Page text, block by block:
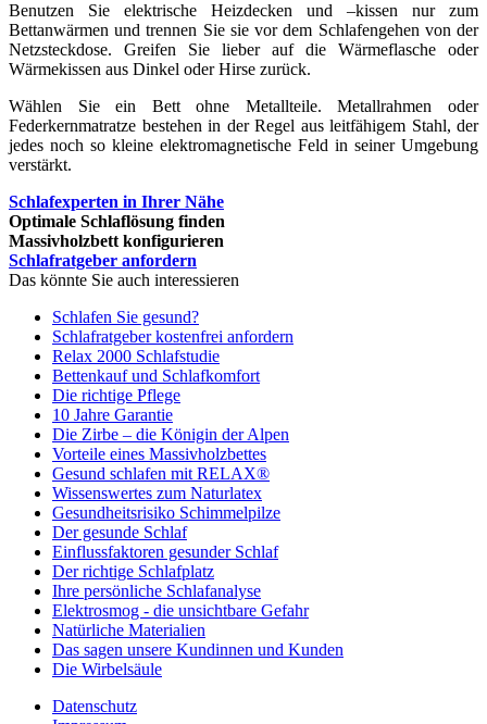
Benutzen Sie elektrische Heizdecken und –kissen nur zum
Bettanwärmen und trennen Sie sie vor dem Schlafengehen von der
Netzsteckdose. Greifen Sie lieber auf die Wärmeflasche oder
Wärmekissen aus Dinkel oder Hirse zurück.
Wählen Sie ein Bett ohne Metallteile. Metallrahmen oder
Federkernmatratze bestehen in der Regel aus leitfähigem Stahl, der
jedes noch so kleine elektromagnetische Feld in seiner Umgebung
verstärkt.
Schlafexperten in Ihrer Nähe
Optimale Schlaflösung finden
Massivholzbett konfigurieren
Schlafratgeber anfordern
Das könnte Sie auch interessieren
Schlafen Sie gesund?
Schlafratgeber kostenfrei anfordern
Relax 2000 Schlafstudie
Bettenkauf und Schlafkomfort
Die richtige Pflege
10 Jahre Garantie
Die Zirbe – die Königin der Alpen
Vorteile eines Massivholzbettes
Gesund schlafen mit RELAX®
Wissenswertes zum Naturlatex
Gesundheitsrisiko Schimmelpilze
Der gesunde Schlaf
Einflussfaktoren gesunder Schlaf
Der richtige Schlafplatz
Ihre persönliche Schlafanalyse
Elektrosmog - die unsichtbare Gefahr
Natürliche Materialien
Das sagen unsere Kundinnen und Kunden
Die Wirbelsäule
Datenschutz